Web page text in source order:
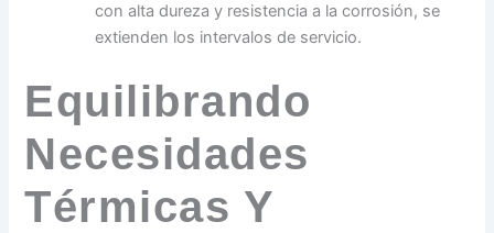
con alta dureza y resistencia a la corrosión, se
extienden los intervalos de servicio.
Equilibrando
Necesidades
Térmicas Y